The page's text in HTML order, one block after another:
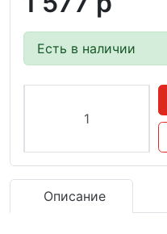
Есть в наличии
Описание